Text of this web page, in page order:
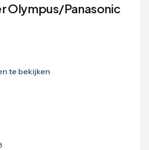
Olympus/Panasonic
te bekijken